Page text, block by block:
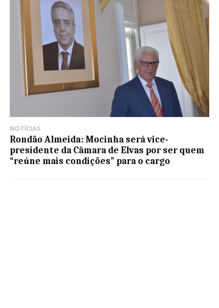
NOTÍCIAS
Rondão Almeida: Mocinha será vice-
presidente da Câmara de Elvas por ser quem
“reúne mais condições” para o cargo